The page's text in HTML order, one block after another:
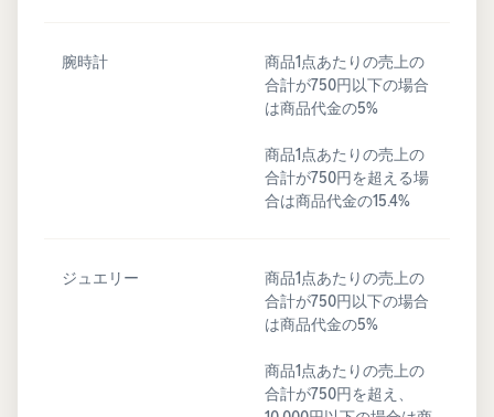
腕時計
商品1点あたりの売上の
合計が750円以下の場合
は商品代金の5%
商品1点あたりの売上の
合計が750円を超える場
合は商品代金の15.4%
ジュエリー
商品1点あたりの売上の
合計が750円以下の場合
は商品代金の5%
商品1点あたりの売上の
合計が750円を超え、